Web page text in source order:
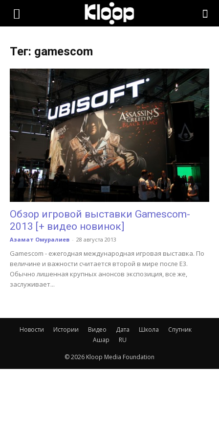
KLOOP.KG
Новости
Кыргызстана
Тег: gamescom
Обзор игровой выставки Gamescom-
2013 [+ видео новинок]
Азамат Омуралиев - 28 августа 2013
Gamescom - ежегодная международная игровая выставка. По
величине и важности считается второй в мире после E3.
Обычно лишенная крупных анонсов экспозиция, все же,
заслуживает...
Новости Истории Видео Дата Школа
Спутник
Ашар
RU
© 2026 Kloop Media Foundation